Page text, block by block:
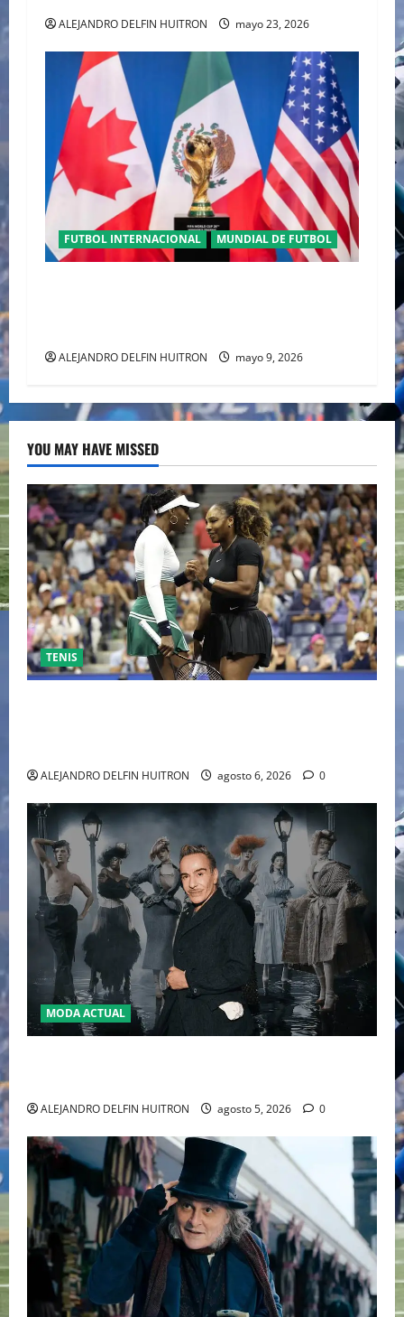
ALEJANDRO DELFIN HUITRON mayo 23, 2026
FUTBOL INTERNACIONAL MUNDIAL DE FUTBOL
ALEJANDRO DELFIN HUITRON mayo 9, 2026
YOU MAY HAVE MISSED
TENIS
ALEJANDRO DELFIN HUITRON agosto 6, 2026 0
MODA ACTUAL
ALEJANDRO DELFIN HUITRON agosto 5, 2026 0